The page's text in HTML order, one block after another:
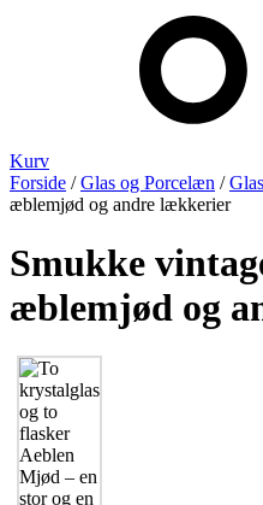
Kurv
Forside /Glas og Porcelæn /Glas
æblemjød og andre lækkerier
Smukke
æblemjød og